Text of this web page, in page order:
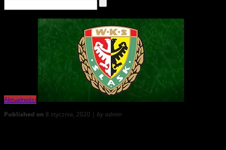
Aktualności
Published on 8 stycznia, 2020 | by admin